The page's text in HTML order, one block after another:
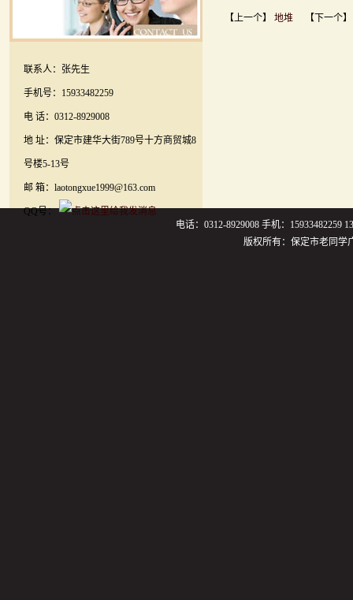
联系人：张先生
手机号：15933482259
电 话：0312-8929008
地 址：保定市建华大街789号十方商贸城8
号楼5-13号
邮 箱：laotongxue1999@163.com
QQ号：
【上一个】 地堆【下一个
电话：0312-8929008 手机：15933482259
版权所有：保定市老同学